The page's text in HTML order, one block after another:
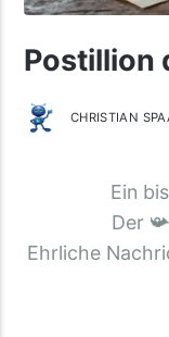
Postillion
CHRISTIAN
Ein
Der 📯
Ehrliche